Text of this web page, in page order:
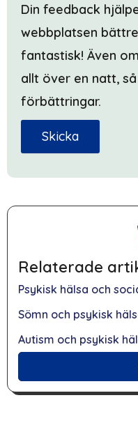
Din feedback
webbplatsen
fantastisk! Även
allt över en natt,
förbättringar.
Skicka
Relaterade
Psykisk hälsa och
Sömn och psykisk
Autism och psykisk